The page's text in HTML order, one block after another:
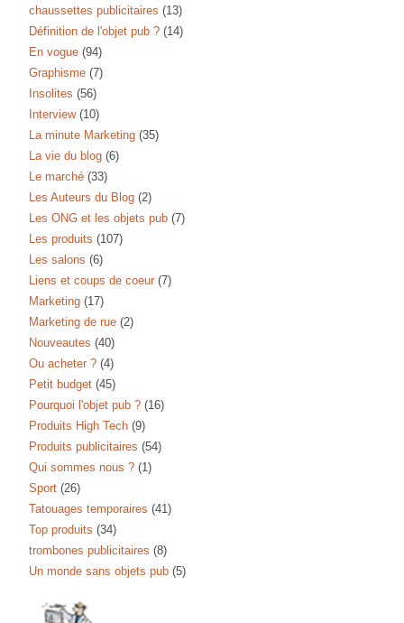
chaussettes publicitaires (13)
Définition de l'objet pub ? (14)
En vogue (94)
Graphisme (7)
Insolites (56)
Interview (10)
La minute Marketing (35)
La vie du blog (6)
Le marché (33)
Les Auteurs du Blog (2)
Les ONG et les objets pub (7)
Les produits (107)
Les salons (6)
Liens et coups de coeur (7)
Marketing (17)
Marketing de rue (2)
Nouveautes (40)
Ou acheter ? (4)
Petit budget (45)
Pourquoi l'objet pub ? (16)
Produits High Tech (9)
Produits publicitaires (54)
Qui sommes nous ? (1)
Sport (26)
Tatouages temporaires (41)
Top produits (34)
trombones publicitaires (8)
Un monde sans objets pub (5)